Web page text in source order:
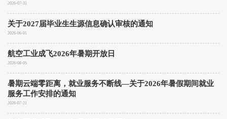
2026-07-31
关于2027届毕业生生源信息确认审核的通知
2026-06-01
航空工业成飞2026年暑期开放日
2026-08-05
暑期云端零距离，就业服务不断线—关于2026年暑假期间就业
服务工作安排的通知
2026-07-21